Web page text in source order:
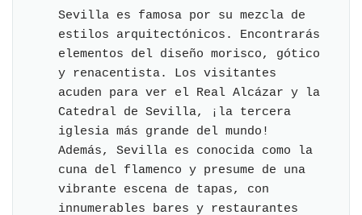
Sevilla es famosa por su mezcla de
estilos arquitectónicos. Encontrarás
elementos del diseño morisco, gótico
y renacentista. Los visitantes
acuden para ver el Real Alcázar y la
Catedral de Sevilla, ¡la tercera
iglesia más grande del mundo!
Además, Sevilla es conocida como la
cuna del flamenco y presume de una
vibrante escena de tapas, con
innumerables bares y restaurantes